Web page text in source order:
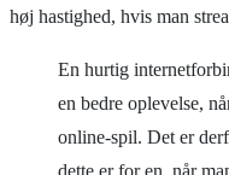
høj hastighed, hvis man
En hurtig
en bedre oplevelse,
online-spil. Det er
dette er for en, når